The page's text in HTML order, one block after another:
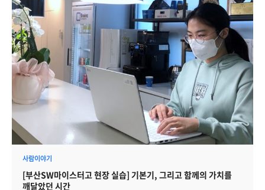
수 있습니다. 한때 퍼블릭 클라우드가 모든 문제의 해답이라고
생각했다가 퍼블릭 클라우드의 비용 특성과 이점이 기업의 상황과는
맞지 않는다는 사실을 깨닫게 됩니다. 2~3년에 걸쳐 추가되는 비용을
감안하면 퍼블릭 클라우드를 계속 사용할 만한 매력은 시간이 갈수록
희석됩니다. 기업은 반복적으로 발생하는 클라우드 운영 비용을
줄이거나 없애는 방법으로 많은 비용을 절감할 수 있습니다. 예를 들어,
어떤 기업의 데이터가 여러 사이트에서 발생하고 그 양이 많다면
클라우드 환경에서 데이터를 보관하고 이동시키는 데 많은 비용이
발생할 수 있습니다. 또 다른 예로 영상을 불러오고 저장하는 작업이
빈번한 영상 제작 기업의 경우, 클라우드 서버에서 병목현상이 발생할 수
있고 내부 LAN처럼 10Gbps 속도로 데이터를 옮기려면 그 비용이
저렴하지 않을 수 있습니다. 비용 외에도 데이터 이동에 많은 시간이
소모되며 이로 인해 데이터를 필터링해 최소한의 데이터만 저장해야
하는 불편함이 있습니다. 한편, 메모리와 디스크 리소스 비용이 계속
클래스 메모리 및 SDN(소프트웨어 정의 네트워크)과 같은 비용에
트렌드는 인공 지능(AI)과 머신 러닝(ML)을 사용해 모니터링 과정을
자동화하는 것입니다. AI 및 ML 알고리즘은 모니터링 과정에서 생성된
방대한 양의 데이터를 분석하고 패턴을 식별해 이상 징후를 감지할 수
있습니다. 이는 실시간으로 수행될 수 있으므로 운영관리자는 발생하는
모든 문제에 신속하게 대응할 수 있습니다. ML 알고리즘은 과거
데이터를 분석해 트래픽이 가장 많은 시기나 잠재적 장애와 같은 미래
추세를 예측할 수 있습니다. 이를 위해 서버의 성능과 관련된 대규모
데이터 세트에서 ML 알고리즘을 교육해야 합니다. 이 데이터는 서버
로그, 시스템 메트릭, 애플리케이션 로그 및 기타 관련 정보가
해당됩니다. 다음으로 알고리즘을 학습해 다양한 메트릭 간의 패턴과
상관 관계를 식별하고 이상 징후와 잠재적 문제를 감지합니다. 머신 러닝
모델이 훈련되면 서버를 실시간으로 모니터링하도록 배포할 수 있으며,
모델은 지속적으로 서버 메트릭을 분석하고 이를 학습한 패턴과
자동화된 작업을 트리거할 수 있습니다. 예를 들어, 트래픽이 갑자기
증가하는 경우 리소스를 자동으로 Scaling 하거나 다운 타임을 방지하기
위해 다른 조치를 취할 수 있습니다. 전반적으로 인공 지능과 머신
모니터링과 옵저버빌리티라는 두 용어들은 때로는 비슷한 개념으로
서로 바꿔서 사용되기도 하지만, 시스템 관리에 대한 다른 접근 방식을
나타냅니다. 이번 블로그에서는 모니터링과 옵저빌리티의 차이점을
알아보겠습니다. Monitoring이란? 모니터링은 IT 시스템에서 CPU
사용량, 메모리 사용량, 네트워크 트래픽과 같은 데이터를 수집하고
분석해 성능과 동작을 파악하는 것입니다. 모니터링의 목표는 시스템에
문제가 있는 것으로 추정되는 이상한 동작이나 조건을 감지하고
경고하는 것입니다. 모니터링은 종종 문제를 나타낼 수 있는 특정
메트릭이나 이벤트에 대한 알람 설정을 포함합니다. 이 접근 방식은
일반적으로 예측 가능한 개별 시스템에 사용합니다. 전통적인 모니터링
방법은 일정한 간격으로 수집되는 사전 정의된 메트릭이나 로그에
의존합니다. 예를 들어, 서버의 CPU 사용량을 1분마다 확인하고
사용량이 특정 임계값을 초과하면 알람을 보낼 수 있습니다. 이러한
방식은 특정 유형의 문제를 감지하는 데 효과적이지만, IT 시스템 동작을
제한적일 수 있습니다. Observability란? 옵저버빌리티는 IT
사람이야기
[부산SW마이스터고 현장 실습] 기본기, 그리고 함께의 가치를
깨달았던 시간